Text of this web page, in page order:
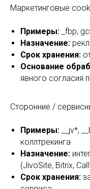
Маркетинговые
Примеры: _fbp,
Назначение:
Срок хранения:
Основание
явного согласия
Сторонние /
Примеры: __jv*,
коллтрекинга
Назначение:
(JivoSite, Bitrix,
Срок хранения: